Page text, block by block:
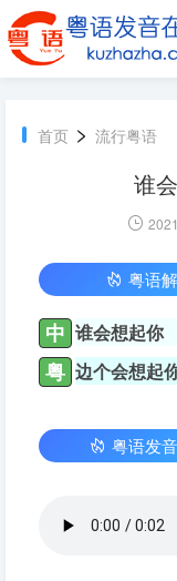
首页 > 流行粤语
谁
粤语
中 谁会想起你
粤 边个会想起
粤语发